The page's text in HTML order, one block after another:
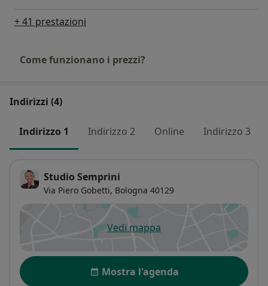
+ 41 prestazioni
Come funzionano i prezzi?
Indirizzi (4)
Indirizzo 1 Indirizzo 2 Online Indirizzo 3
Studio Semprini
Via Piero Gobetti, Bologna 40129
Vedi mappasi apre in una nuova scheda
Disponibilità
Mostra l'agenda